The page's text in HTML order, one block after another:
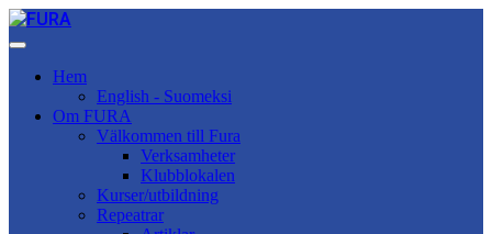
Hem
English - Suomeksi
Om FURA
Välkommen till Fura
Verksamheter
Klubblokalen
Kurser/utbildning
Repeatrar